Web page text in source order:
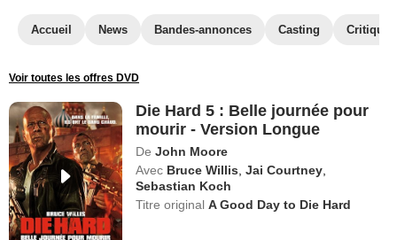
Accueil News Bandes-annonces Casting
Voir toutes les offres DVD
Die Hard 5 : Belle journée pour
mourir - Version Longue
De John Moore
Avec Bruce Willis ,Jai Courtney
Sebastian Koch
Titre originalA Good Day to Die Hard